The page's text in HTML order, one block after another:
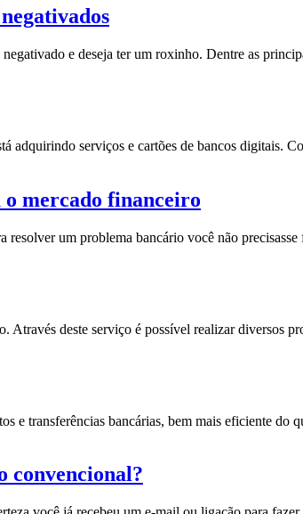
negativado e deseja ter um roxinho. Dentre as
adquirindo serviços e cartões de bancos digitais.
o mercado financeiro
um problema bancário você não
deste serviço é possível realizar diversos
e transferências bancárias, bem mais eficiente
convencional?